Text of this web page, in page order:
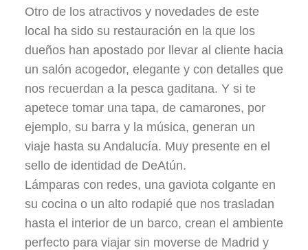
Otro de los atractivos y novedades de este
local ha sido su restauración en la que los
dueños han apostado por llevar al cliente hacia
un salón acogedor, elegante y con detalles que
nos recuerdan a la pesca gaditana. Y si te
apetece tomar una tapa, de camarones, por
ejemplo, su barra y la música, generan un
viaje hasta su Andalucía. Muy presente en el
sello de identidad de DeAtún.
Lámparas con redes, una gaviota colgante en
su cocina o un alto rodapié que nos trasladan
hasta el interior de un barco, crean el ambiente
perfecto para viajar sin moverse de Madrid y